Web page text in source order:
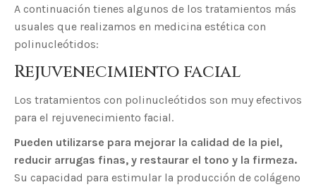
A continuación tienes algunos de los tratamientos más
usuales que realizamos en medicina estética con
polinucleótidos:
Rejuvenecimiento facial
Los tratamientos con polinucleótidos son muy efectivos
para el rejuvenecimiento facial.
Pueden utilizarse para mejorar la calidad de la piel,
reducir arrugas finas, y restaurar el tono y la firmeza.
Su capacidad para estimular la producción de colágeno